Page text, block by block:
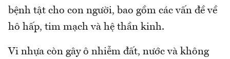
bệnh tật cho con người, bao gồm các vấn đề về
hô hấp, tim mạch và hệ thần kinh.
Vi nhựa còn gây ô nhiễm đất, nước và không